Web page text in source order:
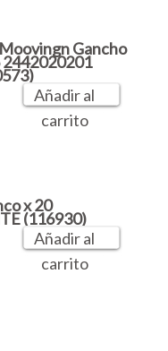
Gancho
2442020201
Añadir al
carrito
x 20
(116930)
Añadir al
carrito